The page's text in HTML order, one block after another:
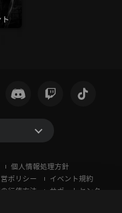
個人情報処理方針
ポリシー
イベント規約
行使方法
サポートセンター